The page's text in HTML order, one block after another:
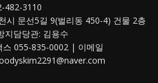
482-3110
시 문선5길 9(벌리동 450-4) 건물 2층
지담당관: 김용수
055-835-0002 | 이메일